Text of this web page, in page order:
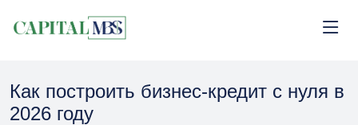
Как построить бизнес-кредит с нуля в
2026 году